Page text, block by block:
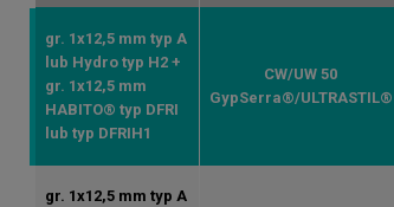
gr. 1x12,5 mm typ A
lub Hydro typ H2 +
gr. 1x12,5 mm
HABITO® typ DFRI
lub typ DFRIH1
CW/UW 50
GypSerra®/ULTRASTIL®
gr. 1x12,5 mm typ A